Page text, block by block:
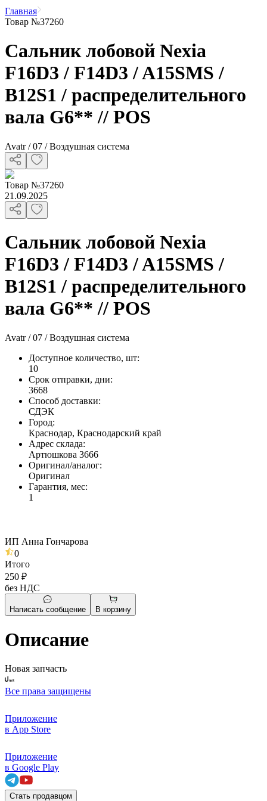
Главная
Товар №37260
Сальник лобовой Nexia
F16D3 / F14D3 / A15SMS /
B12S1 / распределительного
вала G6** // POS
Avatr / 07 / Воздушная система
Товар №37260
21.09.2025
Сальник лобовой Nexia
F16D3 / F14D3 / A15SMS /
B12S1 / распределительного
вала G6** // POS
Avatr / 07 / Воздушная система
Доступное количество, шт:
10
Срок отправки, дни:
3668
Способ доставки:
СДЭК
Город:
Краснодар, Краснодарский край
Адрес склада:
Артюшкова 3666
Оригинал/аналог:
Оригинал
Гарантия, мес:
1
ИП Анна Гончарова
0
Итого
250 ₽
без НДС
Написать сообщение В корзину
Описание
Новая запчасть
Все права защищены
Приложение
в App Store
Приложение
в Google Play
Стать продавцом